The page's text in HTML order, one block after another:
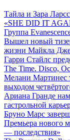
Тайла и Зара
«SHE DID IT
Группа
Вышел новый
жизни Майкла
Гарри Стайлс
The Time. Disco,
Мелани Мартинес
выходом
Ариана Гранде
гастрольной
Бруно Марс
Премьера нового
— последствия»